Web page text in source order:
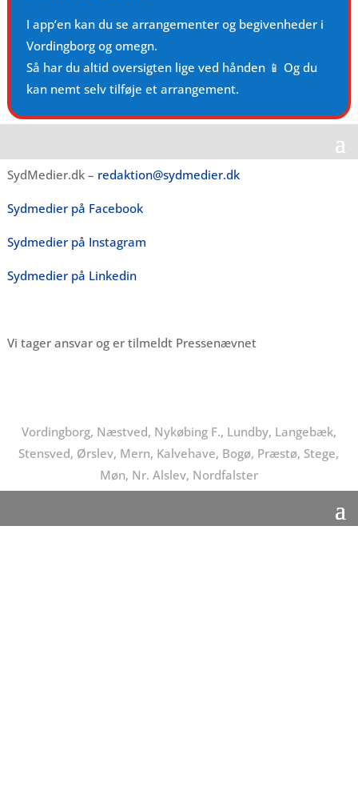
I app’en kan du se arrangementer og begivenheder i
Vordingborg og omegn.
Så har du altid oversigten lige ved hånden 📱 Og du
kan nemt selv tilføje et arrangement.
SydMedier.dk – redaktion@sydmedier.dk
Sydmedier på Facebook
Sydmedier på Instagram
Sydmedier på Linkedin
Vi tager ansvar og er tilmeldt Pressenævnet
Vordingborg, Næstved, Nykøbing F., Lundby, Langebæk,
Stensved, Ørslev, Mern, Kalvehave, Bogø, Præstø, Stege,
Møn, Nr. Alslev, Nordfalster